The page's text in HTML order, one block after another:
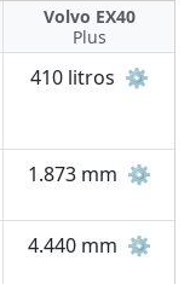
Volvo EX40
Plus
410 litros ⚙️
1.873 mm ⚙️
4.440 mm ⚙️